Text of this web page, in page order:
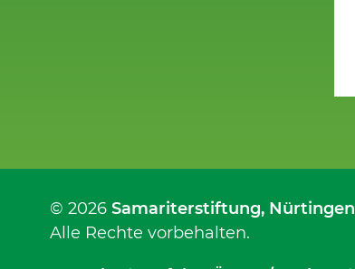
© 2026 Samariterstiftung, Nürtingen
Alle Rechte vorbehalten.